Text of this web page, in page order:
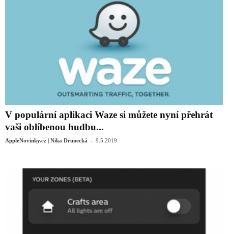
V populární aplikaci Waze si můžete nyní přehrát
vaši oblíbenou hudbu...
AppleNovinky.cz | Nika Drunecká - 9.5.2019